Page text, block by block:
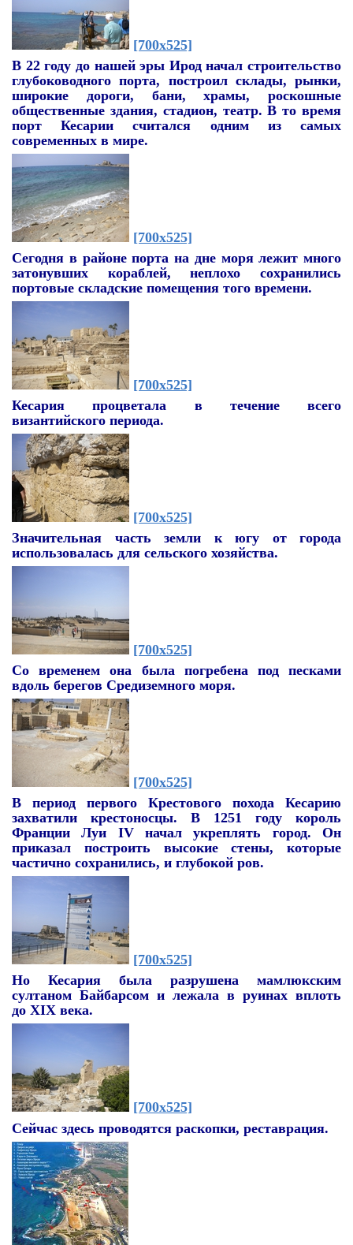
[700x525]
В 22 году до нашей эры Ирод начал строительство
глубоководного порта, построил склады, рынки,
широкие дороги, бани, храмы, роскошные
общественные здания, стадион, театр.В то время
порт Кесарии считался одним из самых
современных в мире.
[700x525]
Сегодня в районе порта на дне моря лежит много
затонувших кораблей, неплохо сохранились
портовые складские помещения того времени.
[700x525]
Кесария процветала в течение всего
византийского периода.
[700x525]
Значительная часть земли к югу от города
использовалась для сельского хозяйства.
[700x525]
Со временем она была погребена под песками
вдоль берегов Средиземного моря.
[700x525]
В период первого Крестового похода Кесарию
захватили крестоносцы. В 1251 году король
Франции Луи IVначал укреплять город. Он
приказал построить высокие стены, которые
частично сохранились, и глубокой ров.
[700x525]
Но Кесария была разрушена мамлюкским
султаном Байбарсом и лежала в руинах вплоть
до XIX века.
[700x525]
Сейчас здесь проводятся раскопки, реставрация.